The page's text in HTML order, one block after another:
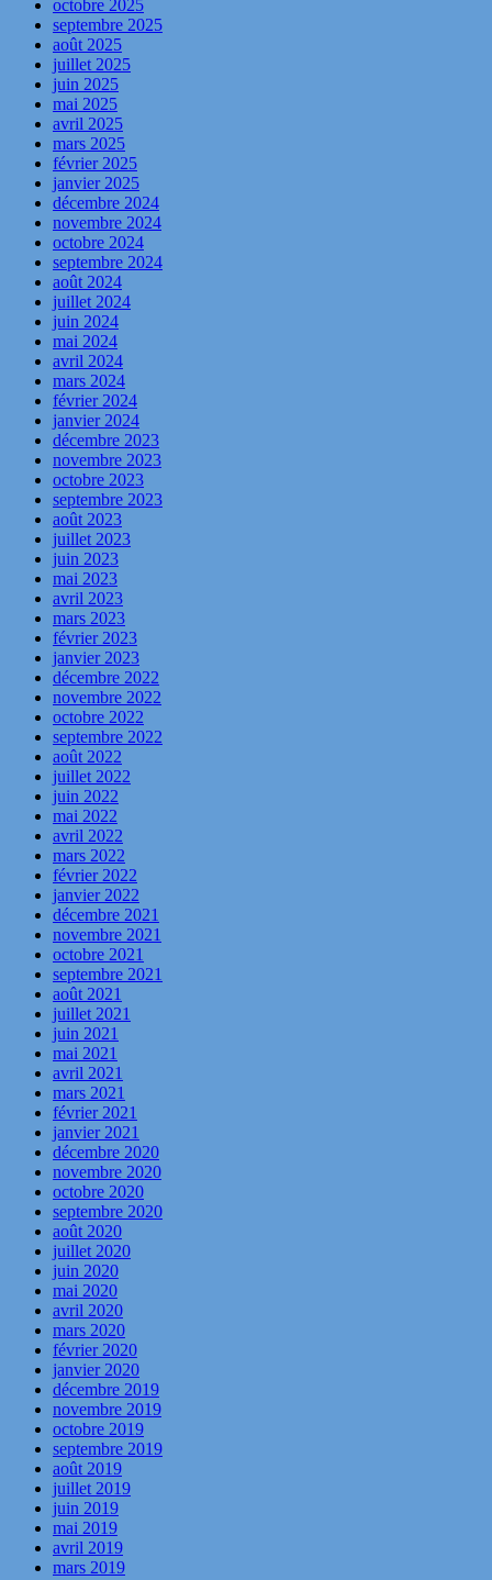
octobre 2025
septembre 2025
août 2025
juillet 2025
juin 2025
mai 2025
avril 2025
mars 2025
février 2025
janvier 2025
décembre 2024
novembre 2024
octobre 2024
septembre 2024
août 2024
juillet 2024
juin 2024
mai 2024
avril 2024
mars 2024
février 2024
janvier 2024
décembre 2023
novembre 2023
octobre 2023
septembre 2023
août 2023
juillet 2023
juin 2023
mai 2023
avril 2023
mars 2023
février 2023
janvier 2023
décembre 2022
novembre 2022
octobre 2022
septembre 2022
août 2022
juillet 2022
juin 2022
mai 2022
avril 2022
mars 2022
février 2022
janvier 2022
décembre 2021
novembre 2021
octobre 2021
septembre 2021
août 2021
juillet 2021
juin 2021
mai 2021
avril 2021
mars 2021
février 2021
janvier 2021
décembre 2020
novembre 2020
octobre 2020
septembre 2020
août 2020
juillet 2020
juin 2020
mai 2020
avril 2020
mars 2020
février 2020
janvier 2020
décembre 2019
novembre 2019
octobre 2019
septembre 2019
août 2019
juillet 2019
juin 2019
mai 2019
avril 2019
mars 2019